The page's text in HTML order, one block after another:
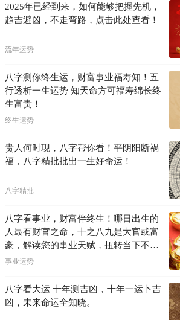
2025年已经到来，如何能够把握先机，
趋吉避凶，不走弯路，点击此处查看！
流年运势
八字测你终生运，财富事业福寿知！五
行透析一生运势 知天命方可福寿绵长终
生富贵！
终生运势
贵人何时现，八字帮你看！平阴阳断祸
福，八字精批批出一生好命运！
八字精批
八字看事业，财富伴终生！哪日出生的
人最有财官之命，十之八九是大官或富
豪，解读您的事业天赋，扭转当下不利
困局！！
事业运势
八字看大运 十年测吉凶，十年一运卜吉
凶，未来命运全知晓。